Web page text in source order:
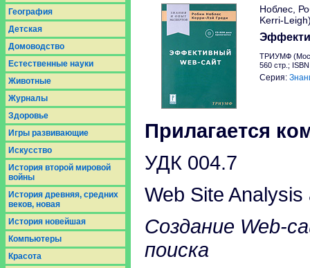
География
Детская
Домоводство
Естественные науки
Животные
Журналы
Здоровье
Игры развивающие
Искусство
История второй мировой
войны
История древняя, средних
веков, новая
История новейшая
Компьютеры
Красота
Ноблес,
Kerri-
ТРИУМФ
560 стр.;
Серия:
Прилагается
УДК 004.7
Web Site
Создание Web-
поиска